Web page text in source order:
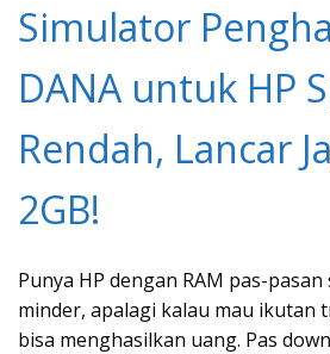
Simulator
DANA untuk HP
Rendah, Lancar
2GB!
Punya HP dengan RAM pas-
minder, apalagi kalau mau ikutan
bisa menghasilkan uang. Pas